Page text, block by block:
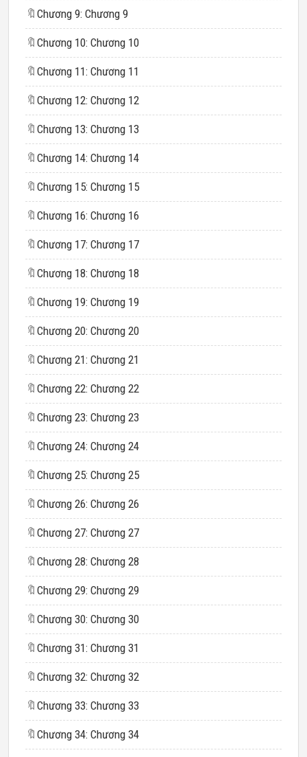
🔖 Chương 9: Chương 9
🔖 Chương 10: Chương 10
🔖 Chương 11: Chương 11
🔖 Chương 12: Chương 12
🔖 Chương 13: Chương 13
🔖 Chương 14: Chương 14
🔖 Chương 15: Chương 15
🔖 Chương 16: Chương 16
🔖 Chương 17: Chương 17
🔖 Chương 18: Chương 18
🔖 Chương 19: Chương 19
🔖 Chương 20: Chương 20
🔖 Chương 21: Chương 21
🔖 Chương 22: Chương 22
🔖 Chương 23: Chương 23
🔖 Chương 24: Chương 24
🔖 Chương 25: Chương 25
🔖 Chương 26: Chương 26
🔖 Chương 27: Chương 27
🔖 Chương 28: Chương 28
🔖 Chương 29: Chương 29
🔖 Chương 30: Chương 30
🔖 Chương 31: Chương 31
🔖 Chương 32: Chương 32
🔖 Chương 33: Chương 33
🔖 Chương 34: Chương 34